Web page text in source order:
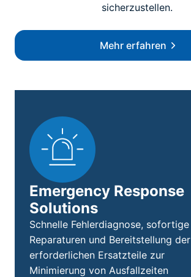
sicherzustellen.
Mehr erfahren
Emergency Response
Solutions
Schnelle Fehlerdiagnose, sofortige
Reparaturen und Bereitstellung der
erforderlichen Ersatzteile zur
Minimierung von Ausfallzeiten